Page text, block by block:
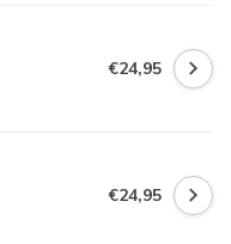
€24,95
€24,95